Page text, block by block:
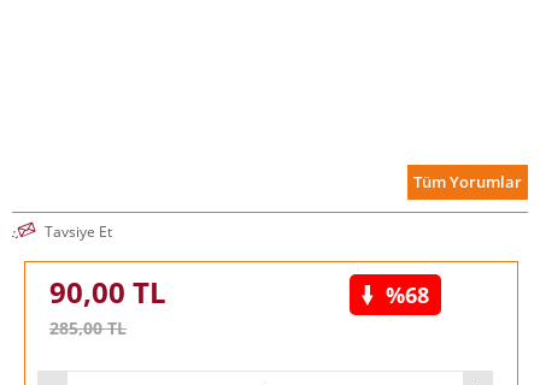
Tüm Yorumlar
Tavsiye Et
90,00 TL
285,00TL
%68